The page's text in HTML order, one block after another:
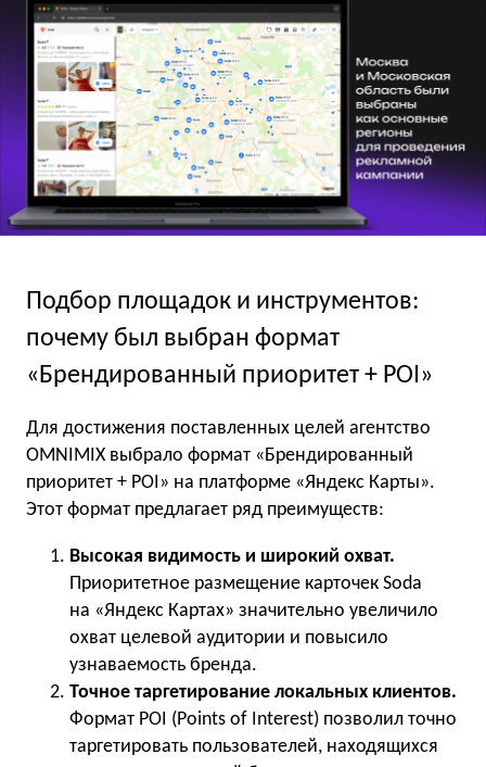
Подбор площадок и инструментов:
почему был выбран формат
«Брендированный приоритет + POI»
Для достижения поставленных целей агентство
OMNIMIX выбрало формат «Брендированный
приоритет + POI» на платформе «Яндекс Карты».
Этот формат предлагает ряд преимуществ:
Высокая видимость и широкий охват.
Приоритетное размещение карточек Soda
на «Яндекс Картах» значительно увеличило
охват целевой аудитории и повысило
узнаваемость бренда.
Точное таргетирование локальных клиентов.
Формат POI (Points of Interest) позволил точно
таргетировать пользователей, находящихся